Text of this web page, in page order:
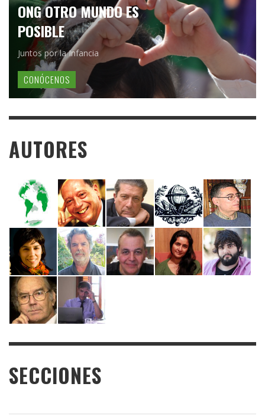
ONG OTRO MUNDO ES
POSIBLE
Juntos por la Infancia
CONÓCENOS
AUTORES
SECCIONES